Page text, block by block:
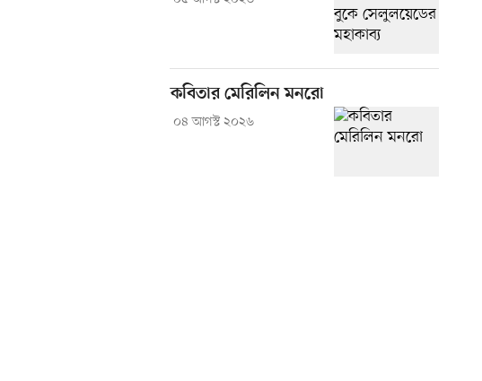
কবিতার মেরিলিন মনরো
০৪ আগস্ট ২০২৬